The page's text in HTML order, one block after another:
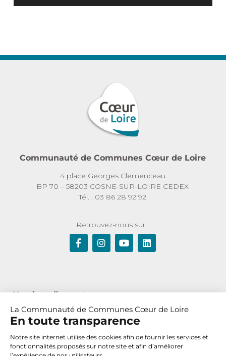
Communauté de Communes Cœur de Loire
4 place Georges Clemenceau
BP 70 – 58203 COSNE-SUR-LOIRE CEDEX
Tél. : 03 86 28 92 92
Retrouvez-nous sur :
Horaires d’ouverture :
Du lundi au jeudi de 8h30 à 12h et de 13h30 à 17h30
Le vendredi de 8h30 à 12h
La Communauté de Communes Cœur de Loire
En toute transparence
Notre site internet utilise des cookies afin de fournir les services et
fonctionnalités proposés sur notre site et afin d’améliorer